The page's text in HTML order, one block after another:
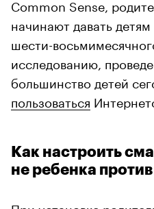
Common Sense,
начинают давать
шести-
исследованию,
большинство детей
пользоваться
Как настроить
не ребенка